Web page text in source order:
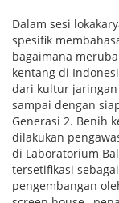
Dalam sesi
spesifik
bagaimana
kentang di
dari kultur jaringan
sampai dengan
Generasi 2. Benih
dilakukan
di Laboratorium
tersetifikasi
pengembangan